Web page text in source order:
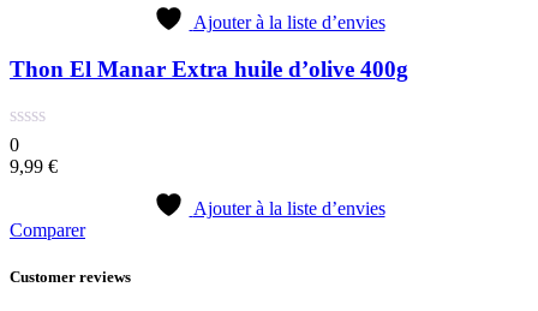
Ajouter à la liste d’envies
Thon El Manar Extra huile d’olive 400g
0
9,99 €
Ajouter à la liste d’envies
Comparer
Customer reviews